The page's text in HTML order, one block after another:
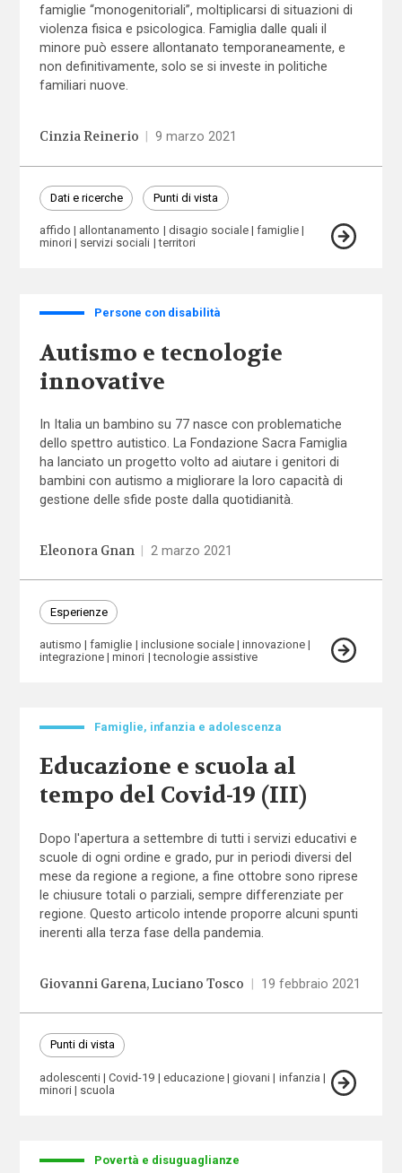
famiglie “monogenitoriali”, moltiplicarsi di situazioni di
violenza fisica e psicologica. Famiglia dalle quali il
minore può essere allontanato temporaneamente, e
non definitivamente, solo se si investe in politiche
familiari nuove.
Cinzia Reinerio 9 marzo 2021
Dati e ricerche Punti di vista
affido allontanamento disagio sociale
famiglie
minori
servizi sociali territori
Persone con disabilità
Autismo e tecnologie
innovative
In Italia un bambino su 77 nasce con problematiche
dello spettro autistico. La Fondazione Sacra Famiglia
ha lanciato un progetto volto ad aiutare i genitori di
bambini con autismo a migliorare la loro capacità di
gestione delle sfide poste dalla quotidianità.
Eleonora Gnan 2 marzo 2021
Esperienze
autismo famiglie inclusione sociale
innovazione
integrazione
minori tecnologie assistive
Famiglie, infanzia e adolescenza
Educazione e scuola al
tempo del Covid-19 (III)
Dopo l'apertura a settembre di tutti i servizi educativi e
scuole di ogni ordine e grado, pur in periodi diversi del
mese da regione a regione, a fine ottobre sono riprese
le chiusure totali o parziali, sempre differenziate per
regione. Questo articolo intende proporre alcuni spunti
inerenti alla terza fase della pandemia.
Giovanni Garena Luciano Tosco 19 febbraio 2021
Punti di vista
adolescenti Covid-19 educazione giovani
infanzia
minori
scuola
Povertà e disuguaglianze